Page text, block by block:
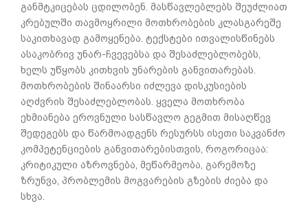
განმტკიცებას ცდილობენ. მასწავლებლებს შეუძლიათ
კრებულში თავმოყრილი მოთხრობების კლასგარეშე
საკითხავად გამოყენება. ტექსტები ითვალისწინებს
ასაკობრივ უნარ-ჩვევებსა და შესაძლებლობებს,
ხელს უწყობს კითხვის უნარების განვითარებას.
მოთხრობების შინაარსი იძლევა დისკუსიების
აღძვრის შესაძლებლობას. ყველა მოთხრობა
ეხმიანება ეროვნული სასწავლო გეგმით მისაღწევ
შედეგებს და წარმოადგენს რესურსს ისეთი საკვანძო
კომპეტენციების განვითარებისთვის, როგორიცაა:
კრიტიკული აზროვნება, მეწარმეობა, გარემოზე
ზრუნვა, პრობლემის მოგვარების გზების ძიება და
სხვა.